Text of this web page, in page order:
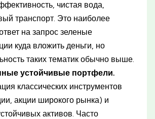
чистая вода,
транспорт. Это наиболее
на запрос зеленые
куда вложить деньги, но
таких тематик обычно выше.
устойчивые портфели.
классических инструментов
акции широкого рынка) и
активов. Часто